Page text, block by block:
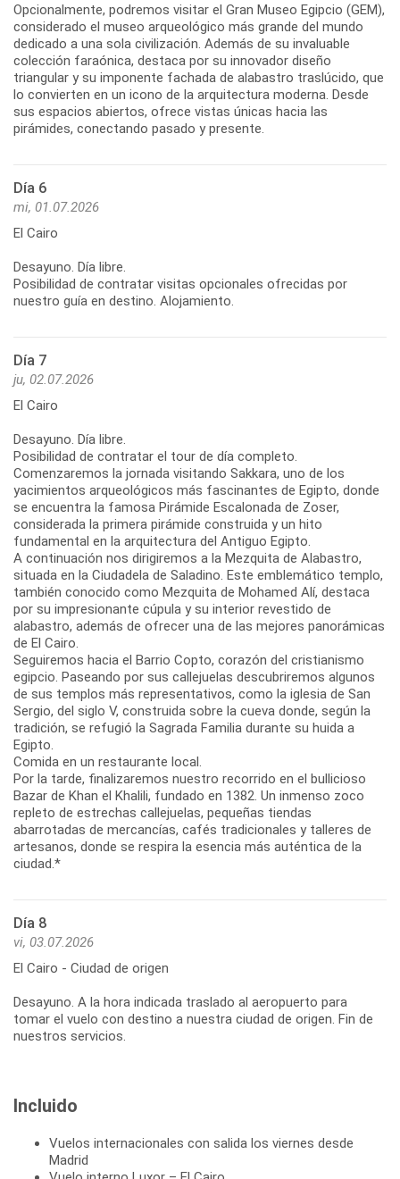
Opcionalmente, podremos visitar el Gran Museo Egipcio (GEM),
considerado el museo arqueológico más grande del mundo
dedicado a una sola civilización. Además de su invaluable
colección faraónica, destaca por su innovador diseño
triangular y su imponente fachada de alabastro traslúcido, que
lo convierten en un icono de la arquitectura moderna. Desde
sus espacios abiertos, ofrece vistas únicas hacia las
pirámides, conectando pasado y presente.
Día 6
mi, 01.07.2026
El Cairo
Desayuno. Día libre.
Posibilidad de contratar visitas opcionales ofrecidas por
nuestro guía en destino. Alojamiento.
Día 7
ju, 02.07.2026
El Cairo
Desayuno. Día libre.
Posibilidad de contratar el tour de día completo.
Comenzaremos la jornada visitando Sakkara, uno de los
yacimientos arqueológicos más fascinantes de Egipto, donde
se encuentra la famosa Pirámide Escalonada de Zoser,
considerada la primera pirámide construida y un hito
fundamental en la arquitectura del Antiguo Egipto.
A continuación nos dirigiremos a la Mezquita de Alabastro,
situada en la Ciudadela de Saladino. Este emblemático templo,
también conocido como Mezquita de Mohamed Alí, destaca
por su impresionante cúpula y su interior revestido de
alabastro, además de ofrecer una de las mejores panorámicas
de El Cairo.
Seguiremos hacia el Barrio Copto, corazón del cristianismo
egipcio. Paseando por sus callejuelas descubriremos algunos
de sus templos más representativos, como la iglesia de San
Sergio, del siglo V, construida sobre la cueva donde, según la
tradición, se refugió la Sagrada Familia durante su huida a
Egipto.
Comida en un restaurante local.
Por la tarde, finalizaremos nuestro recorrido en el bullicioso
Bazar de Khan el Khalili, fundado en 1382. Un inmenso zoco
repleto de estrechas callejuelas, pequeñas tiendas
abarrotadas de mercancías, cafés tradicionales y talleres de
artesanos, donde se respira la esencia más auténtica de la
ciudad.*
Día 8
vi, 03.07.2026
El Cairo - Ciudad de origen
Desayuno. A la hora indicada traslado al aeropuerto para
tomar el vuelo con destino a nuestra ciudad de origen. Fin de
nuestros servicios.
Incluido
Vuelos internacionales con salida los viernes desde
Madrid